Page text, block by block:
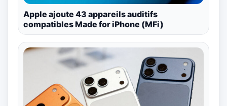
Apple ajoute 43 appareils auditifs
compatibles Made for iPhone (MFi)